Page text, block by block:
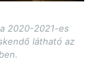
2020-2021-es
látható az